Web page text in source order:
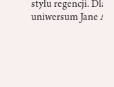
stylu regencji.
uniwersum Jane